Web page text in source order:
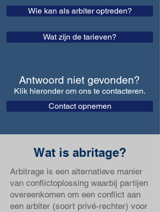
Wie kan als arbiter optreden?
Wat zijn de tarieven?
Antwoord niet gevonden?
Klik hieronder om ons te contacteren.
Contact opnemen
Wat is abritage?
Arbitrage is een alternatieve manier
van conflictoplossing waarbij partijen
overeenkomen om een conflict aan
een arbiter (soort privé-rechter) voor